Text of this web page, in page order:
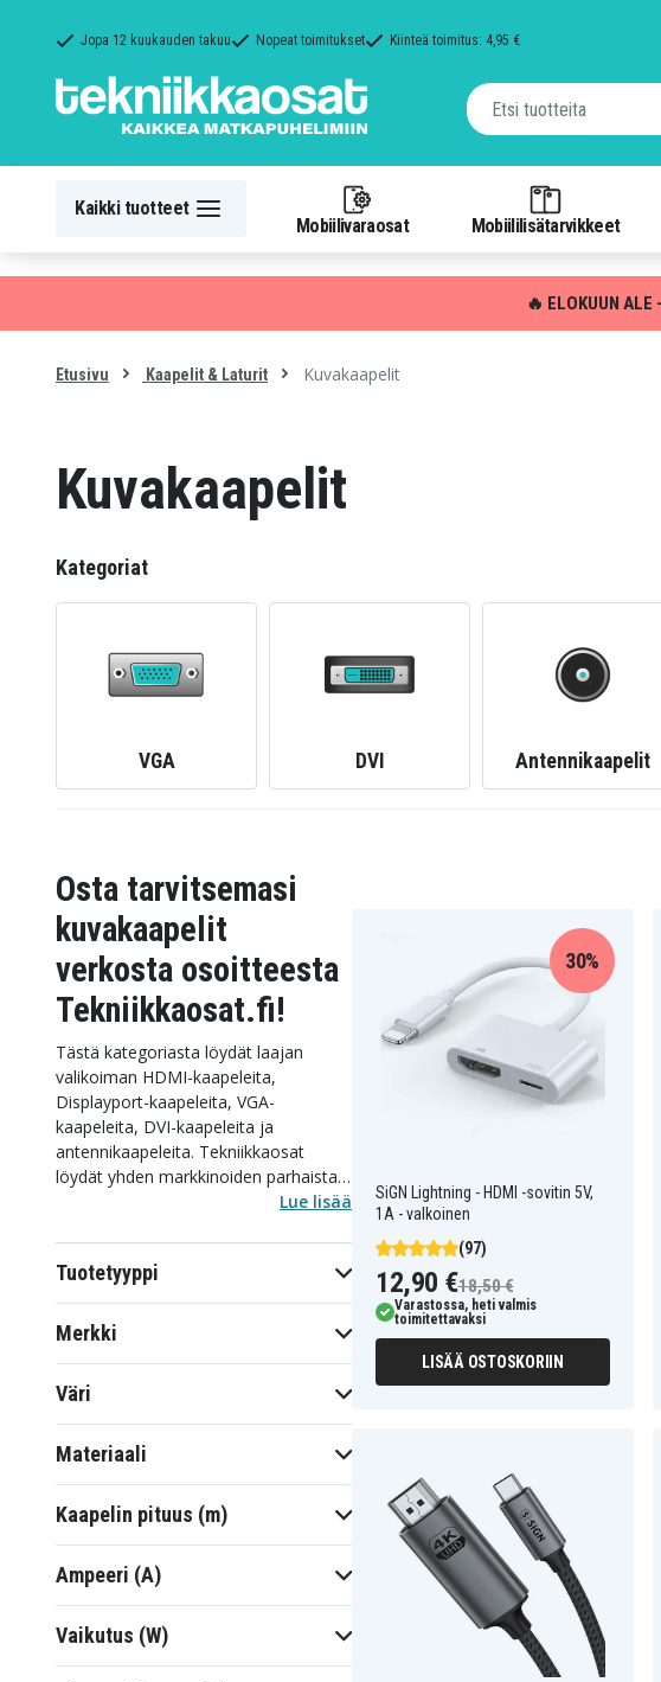
Jopa 12 kuukauden takuu Nopeat toimitukset Kiinteä toimitus: 4,95 €
Kaikki tuotteet
Mobiilivaraosat Mobiililisätarvikkeet
🔥 ELOKUUN
Etusivu Kaapelit & Laturit Kuvakaapelit
Kuvakaapelit
Kategoriat
VGA DVI Antennikaapelit
Osta tarvitsemasi
kuvakaapelit
verkosta osoitteesta
Tekniikkaosat.fi!
Tästä kategoriasta löydät laajan
valikoiman HDMI-kaapeleita,
Displayport-kaapeleita, VGA-
kaapeleita, DVI-kaapeleita ja
antennikaapeleita. Tekniikkaosat
löydät yhden markkinoiden parhaista
TV- ja tietokonekaapelivalikoimista.
löydät etsimäsi. Kun teet ostoksia
meiltä, saat aina alhaiset hinnat,
nopean toimituksen ja kiinteän
Lue lisää
Tuotetyyppi
Merkki
Väri
Materiaali
Kaapelin pituus (m)
Ampeeri (A)
Vaikutus (W)
SiGN Lightning - HDMI -sovitin 5V,
1A - valkoinen
(97)
30%
12,90 €18,50 €
Varastossa, heti valmis
toimitettavaksi
LISÄÄ OSTOSKORIIN